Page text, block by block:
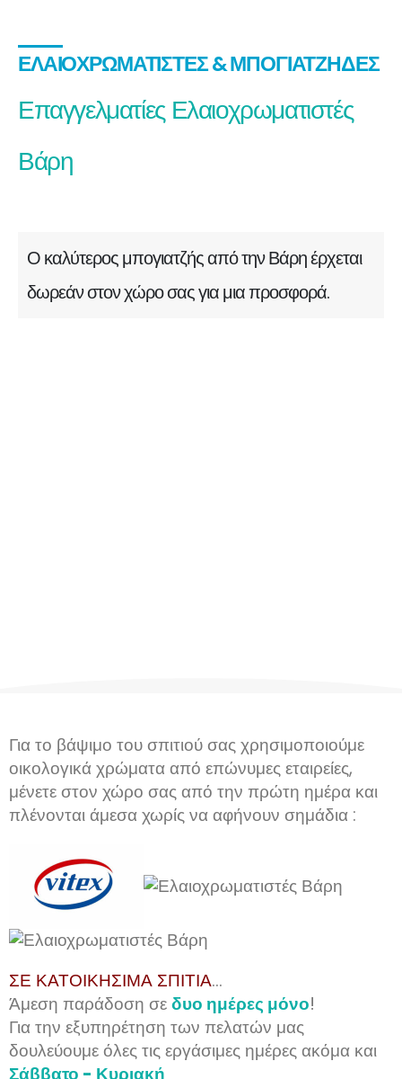
ΕΛΑΙΟΧΡΩΜΑΤΙΣΤΈΣ & ΜΠΟΓΙΑΤΖΉΔΕΣ
Επαγγελματίες Ελαιοχρωματιστές
Βάρη
Ο καλύτερος μπογιατζής από την Βάρη έρχεται
δωρεάν στον χώρο σας για μια προσφορά.
Για το βάψιμο του σπιτιού σας χρησιμοποιούμε
οικολογικά χρώματα από επώνυμες εταιρείες,
μένετε στον χώρο σας από την πρώτη ημέρα και
πλένονται άμεσα χωρίς να αφήνουν σημάδια :
ΣΕ ΚΑΤΟΙΚΗΣΙΜΑ ΣΠΙΤΙΑ...
Άμεση παράδοση σεδυο ημέρες μόνο!
Για την εξυπηρέτηση των πελατών μας
δουλεύουμε όλες τις εργάσιμες ημέρες ακόμα και
Σάββατο - Κυριακή